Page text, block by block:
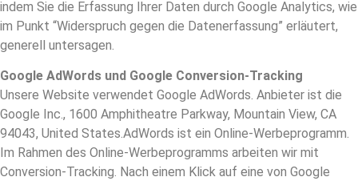
indem Sie die Erfassung Ihrer Daten durch Google Analytics, wie
im Punkt “Widerspruch gegen die Datenerfassung” erläutert,
generell untersagen.
Google AdWords und Google Conversion-Tracking
Unsere Website verwendet Google AdWords. Anbieter ist die
Google Inc., 1600 Amphitheatre Parkway, Mountain View, CA
94043, United States.AdWords ist ein Online-Werbeprogramm.
Im Rahmen des Online-Werbeprogramms arbeiten wir mit
Conversion-Tracking. Nach einem Klick auf eine von Google